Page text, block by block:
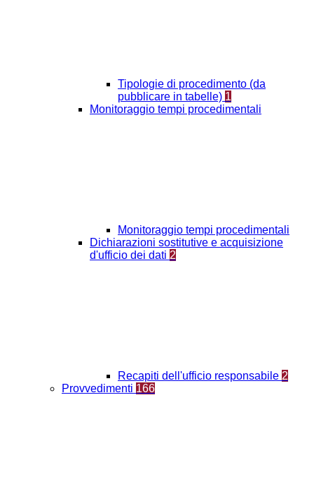
Tipologie di procedimento (da
pubblicare in tabelle) 1
Monitoraggio tempi procedimentali
Monitoraggio tempi procedimentali
Dichiarazioni sostitutive e acquisizione
d'ufficio dei dati 2
Recapiti dell'ufficio responsabile 2
Provvedimenti 166